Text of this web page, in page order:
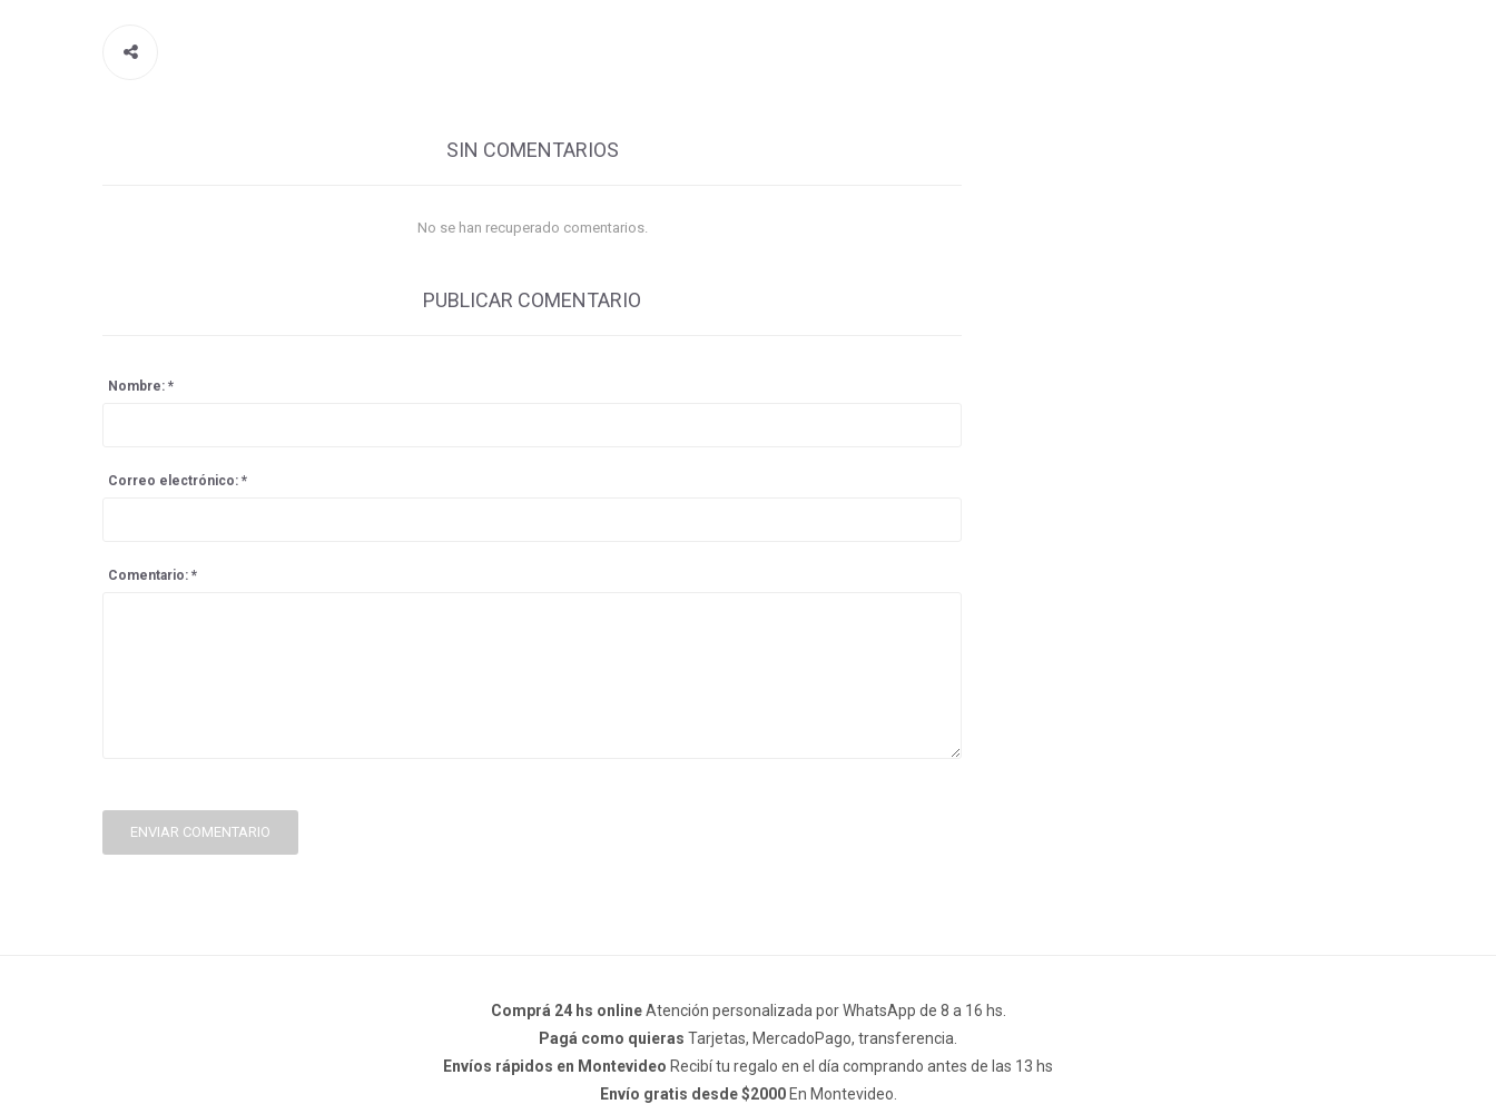
SIN COMENTARIOS
No se han recuperado comentarios.
PUBLICAR COMENTARIO
Nombre: *
Correo electrónico: *
Comentario: *
ENVIAR COMENTARIO
Comprá 24 hs onlineAtención personalizada por WhatsApp de 8 a 16 hs.
Pagá como quieras Tarjetas, MercadoPago, transferencia.
Envíos rápidos en Montevideo Recibí tu regalo en el día comprando antes de las 13 hs
Envío gratis desde $2000En Montevideo.